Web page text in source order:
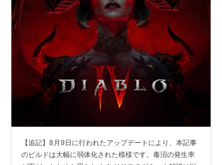
【追記】8月9日に行われたアップデートにより、本記事
のビルドは大幅に弱体化された模様です。毒沼の発生率